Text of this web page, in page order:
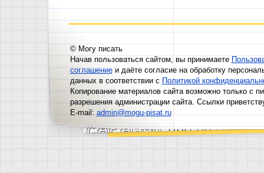
© Могу писать
Начав пользоваться сайтом, вы принимаете
соглашениеи даёте согласие на обработку
данных в соответствии сПолитикой
Копирование материалов сайта возможно только с
разрешения администрации сайта. Ссылки
E-mail:admin@mogu-pisat.ru